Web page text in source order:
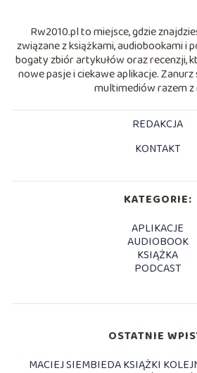
Rw2010.pl to miejsce, gdzie
związane z książkami, audiobookami i
bogaty zbiór artykułów oraz recenzji,
nowe pasje i ciekawe aplikacje.
multimediów razem z
REDAKCJA
KONTAKT
KATEGORIE:
APLIKACJE
AUDIOBOOK
KSIĄŻKA
PODCAST
OSTATNIE
MACIEJ SIEMBIEDA KSIĄŻKI